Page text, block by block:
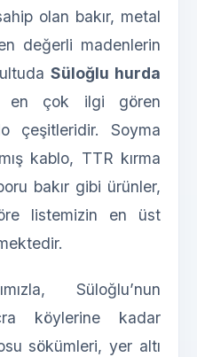
olan bakır, metal
değerli madenlerin
Süloğlu hurda
en çok ilgi gören
çeşitleridir. Soyma
kablo, TTR kırma
bakır gibi ürünler,
listemizin en üst
Süloğlu’nun
köylerine kadar
sökümleri, yer altı